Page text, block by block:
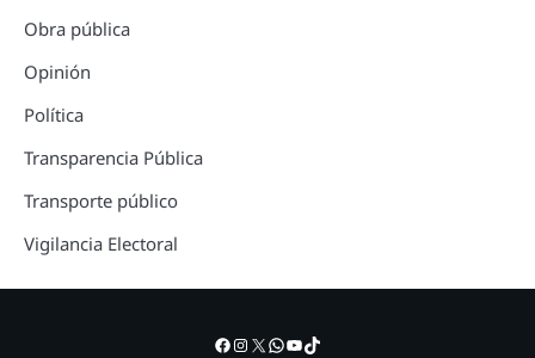
Obra pública
Opinión
Política
Transparencia Pública
Transporte público
Vigilancia Electoral
Facebook
Instagram
X WhatsApp
YouTube
TikTok